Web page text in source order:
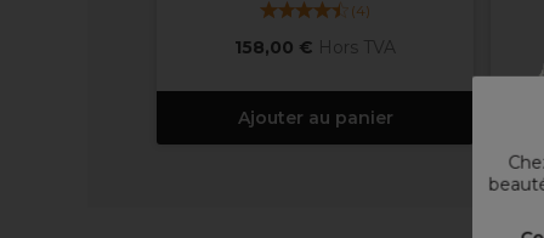
(4)
158,00 € Hors TVA
Ajouter au panier